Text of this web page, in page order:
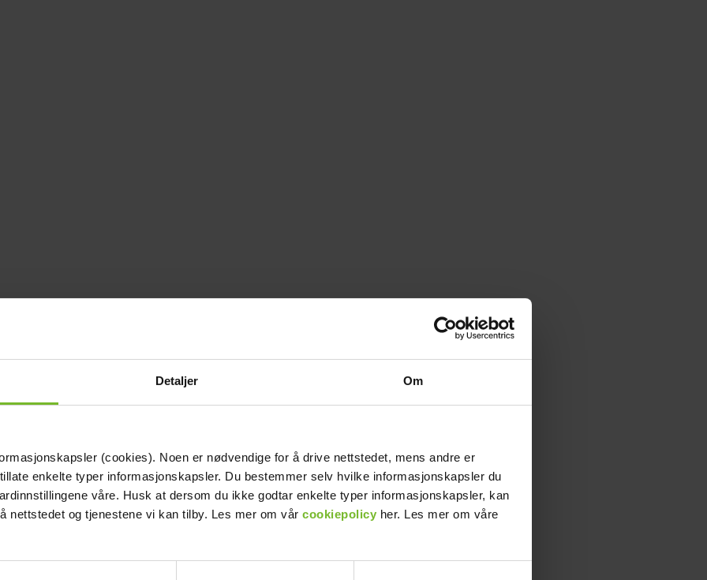
Detaljer Om
(cookies). Noen er nødvendige for å drive nettstedet, mens andre er
enkelte typer informasjonskapsler. Du bestemmer selv hvilke informasjonskapsler du
våre. Husk at dersom du ikke godtar enkelte typer informasjonskapsler, kan
nettstedet og tjenestene vi kan tilby. Les mer om vår cookiepolicy her. Les mer om våre